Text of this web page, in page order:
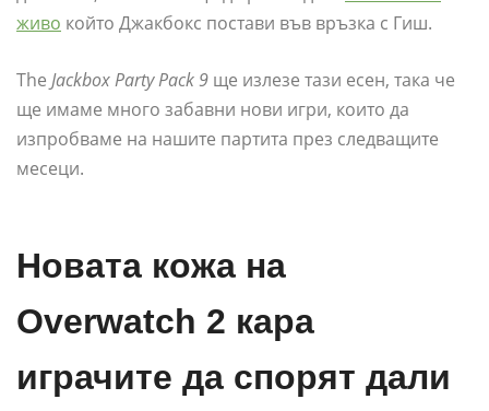
живо който Джакбокс постави във връзка с Гиш.
The Jackbox Party Pack 9 ще излезе тази есен, така че
ще имаме много забавни нови игри, които да
изпробваме на нашите партита през следващите
месеци.
Новата кожа на
Overwatch 2 кара
играчите да спорят дали